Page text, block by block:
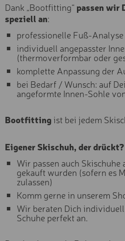
Winter
Altersgruppe
Erwachsen
Jugend
Kind
Fahrkönnen
Experte
Fortgeschritten
Exclusive
Basic
Kategorie
Dank „Bootfitting“ passen wir
speziell an:
professionelle Fuß-
individuell angepasster
(thermoverformbar oder
komplette Anpassung der
bei Bedarf / Wunsch: auf
angeformte Innen-Sohle
Bootfitting ist bei jedem
Eigener Skischuh, der drückt?
Wir passen auch Skischuhe
gekauft wurden (sofern es
zulassen)
Komm gerne in unserem
Wir beraten Dich
Schuhe perfekt an.